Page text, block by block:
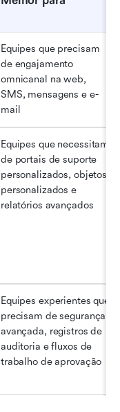
Equipes que precisam
de engajamento
omnicanal na web,
SMS, mensagens e e-
mail
Equipes que necessitam
de portais de suporte
personalizados, objetos
personalizados e
relatórios avançados
Equipes experientes que
precisam de segurança
avançada, registros de
auditoria e fluxos de
trabalho de aprovação